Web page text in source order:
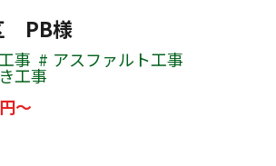
PB様
事 アスファルト工事
工事
～